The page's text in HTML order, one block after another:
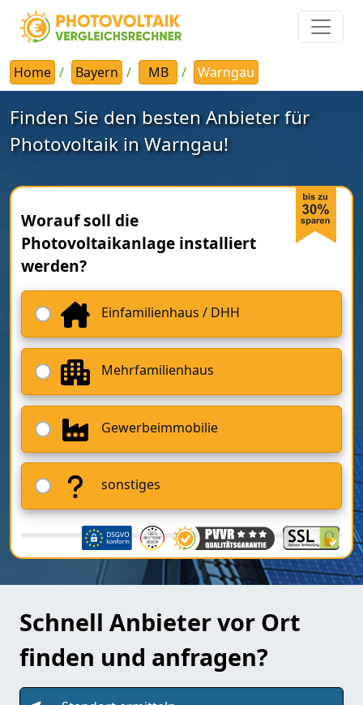
Home Bayern MB Warngau
Finden Sie den besten Anbieter für
Photovoltaik in Warngau!
Worauf soll die
Photovoltaikanlage installiert
werden?
Einfamilienhaus / DHH
Mehrfamilienhaus
Gewerbeimmobilie
sonstiges
Schnell Anbieter vor Ort
finden und anfragen?